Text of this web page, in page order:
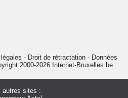
- Droit de rétractation - Données
2000-2026 Internet-Bruxelles.be
autres sites :